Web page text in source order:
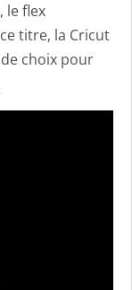
le flex
titre, la Cricut
choix pour